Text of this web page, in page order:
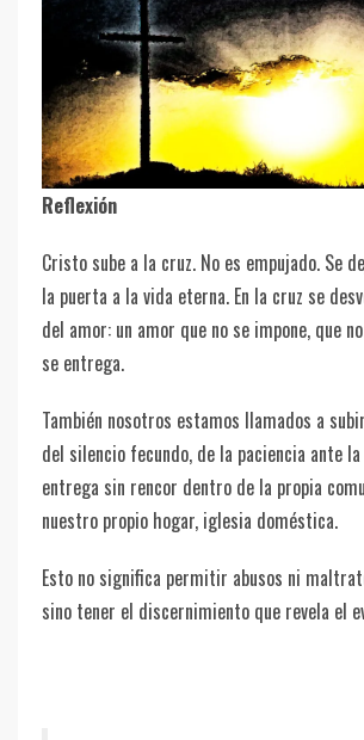
Reflexión
Cristo sube a la cruz. No es empujado. Se
la puerta a la vida eterna. En la cruz se
del amor: un amor que no se impone, que
se entrega.
También nosotros estamos llamados a
del silencio fecundo, de la paciencia ante
entrega sin rencor dentro de la propia
nuestro propio hogar, iglesia doméstica.
Esto no significa permitir abusos ni
sino tener el discernimiento que revela el